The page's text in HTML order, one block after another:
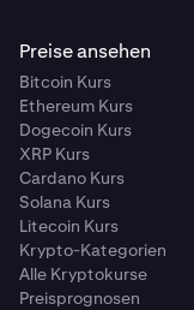
Preise ansehen
Bitcoin Kurs
Ethereum Kurs
Dogecoin Kurs
XRP Kurs
Cardano Kurs
Solana Kurs
Litecoin Kurs
Krypto-Kategorien
Alle Kryptokurse
Preisprognosen